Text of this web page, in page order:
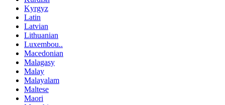
Kyrgyz
Latin
Latvian
Lithuanian
Luxembou..
Macedonian
Malagasy
Malay
Malayalam
Maltese
Maori